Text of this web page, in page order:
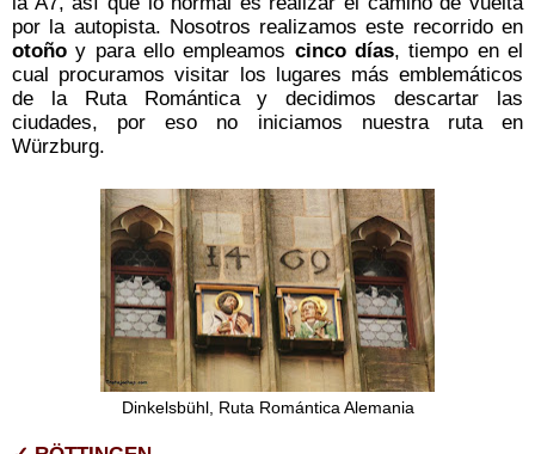
por la autopista. Nosotros realizamos este recorrido en
otoño y para ello empleamos cinco días, tiempo en el
cual procuramos visitar los lugares más emblemáticos
de la Ruta Romántica y decidimos descartar las
ciudades, por eso no iniciamos nuestra ruta en
Würzburg.
Dinkelsbühl, Ruta Romántica Alemania